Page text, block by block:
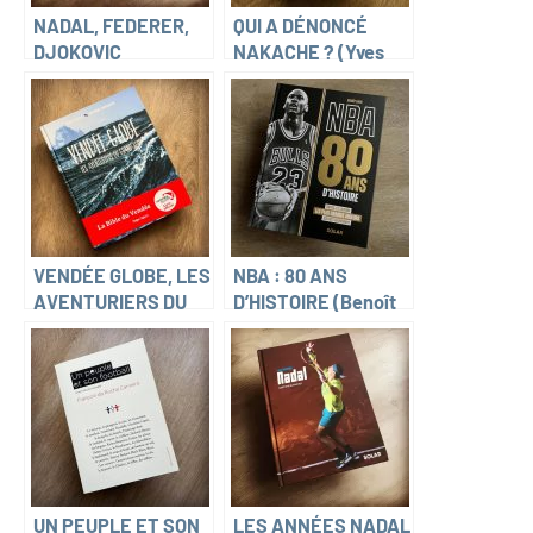
NADAL, FEDERER,
DJOKOVIC
(Christophe
Bernelle)
QUI A DÉNONCÉ
NAKACHE ? (Yves
Pourcher)
VENDÉE GLOBE, LES
AVENTURIERS DU
GRAND SUD (Dino Di
Meo et Antoine
Grenapin)
NBA : 80 ANS
D’HISTOIRE (Benoît
Labis)
UN PEUPLE ET SON LES ANNÉES NADAL